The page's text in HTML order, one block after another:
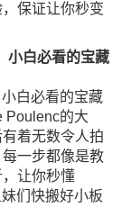
保证让你秒变
小白必看的宝藏
白必看的宝藏
Poulenc的大
着无数令人拍
一步都像是教
让你秒懂
们快搬好小板